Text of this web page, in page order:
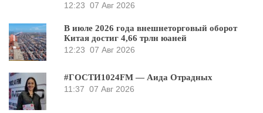
12:23 07 Авг 2026
В июле 2026 года внешнеторговый оборот
Китая достиг 4,66 трлн юаней
12:23 07 Авг 2026
#ГОСТИ1024FM — Аида Отрадных
11:37 07 Авг 2026